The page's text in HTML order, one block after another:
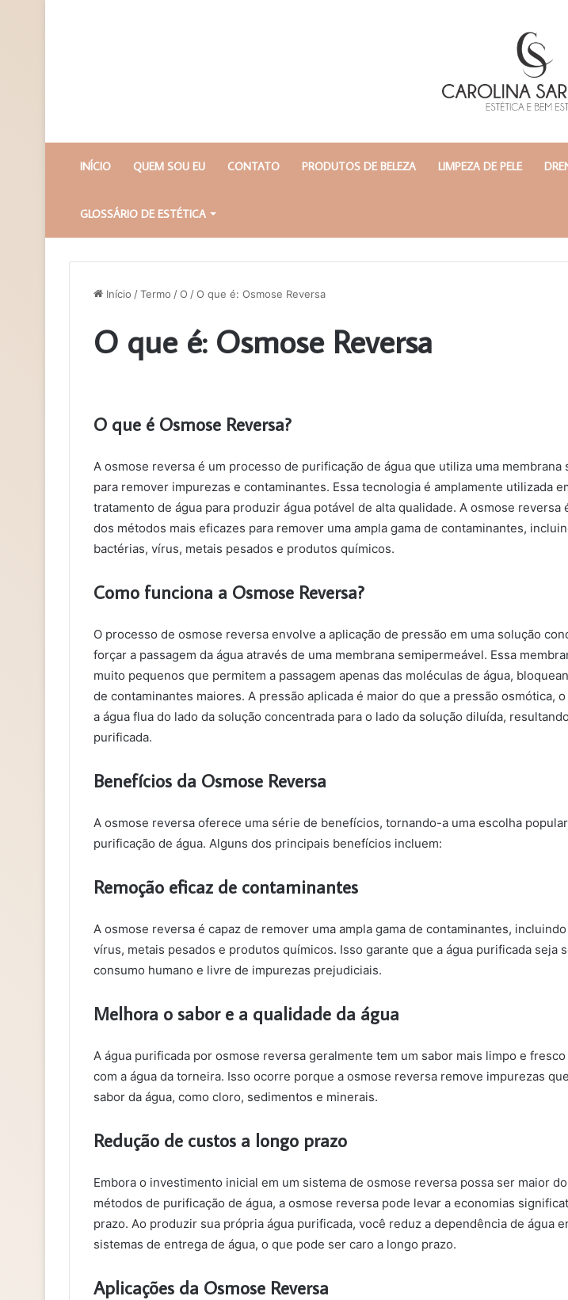
INÍCIO QUEM SOU EU CONTATO PRODUTOS DE BELEZA LIMPEZA DE PELE
GLOSSÁRIO DE ESTÉTICA
Início /Termo /O /O que é: Osmose Reversa
O que é: Osmose Reversa
O que é Osmose Reversa?
A osmose reversa é um processo de purificação de água que utiliza uma membrana
para remover impurezas e contaminantes. Essa tecnologia é amplamente utilizada
tratamento de água para produzir água potável de alta qualidade. A osmose reversa
dos métodos mais eficazes para remover uma ampla gama de contaminantes,
bactérias, vírus, metais pesados e produtos químicos.
Como funciona a Osmose Reversa?
O processo de osmose reversa envolve a aplicação de pressão em uma solução
forçar a passagem da água através de uma membrana semipermeável. Essa
muito pequenos que permitem a passagem apenas das moléculas de água,
de contaminantes maiores. A pressão aplicada é maior do que a pressão osmótica,
a água flua do lado da solução concentrada para o lado da solução diluída,
purificada.
Benefícios da Osmose Reversa
A osmose reversa oferece uma série de benefícios, tornando-a uma escolha
purificação de água. Alguns dos principais benefícios incluem:
Remoção eficaz de contaminantes
A osmose reversa é capaz de remover uma ampla gama de contaminantes,
vírus, metais pesados e produtos químicos. Isso garante que a água purificada seja
consumo humano e livre de impurezas prejudiciais.
Melhora o sabor e a qualidade da água
A água purificada por osmose reversa geralmente tem um sabor mais limpo e fresco
com a água da torneira. Isso ocorre porque a osmose reversa remove impurezas
sabor da água, como cloro, sedimentos e minerais.
Redução de custos a longo prazo
Embora o investimento inicial em um sistema de osmose reversa possa ser maior
métodos de purificação de água, a osmose reversa pode levar a economias
prazo. Ao produzir sua própria água purificada, você reduz a dependência de água
sistemas de entrega de água, o que pode ser caro a longo prazo.
Aplicações da Osmose Reversa